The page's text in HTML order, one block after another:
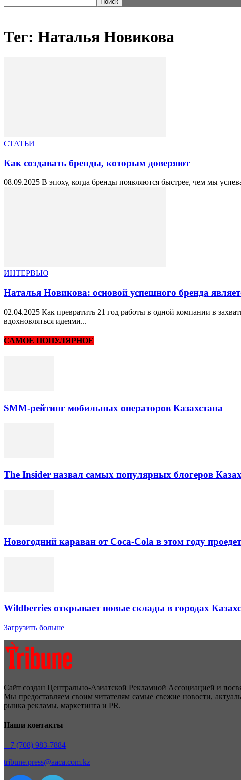
Тег: Наталья Новикова
СТАТЬИ
Как создавать бренды, которым доверяют
08.09.2025 В эпоху, когда бренды появляются быстрее, чем мы
ИНТЕРВЬЮ
Наталья Новикова: основой успешного бренда
02.04.2025 Как превратить 21 год работы в одной компании в
вдохновляться идеями...
САМОЕ ПОПУЛЯРНОЕ
SMM-рейтинг мобильных операторов Казахстана
The Insider назвал самых популярных блогеров
Новогодний караван от Coca-Cola в этом году
Wildberries открывает новые склады в городах
Загрузить больше
Сайт создан Центрально-Азиатской Рекламной Ассоциацией и
Мы предоставляем своим читателям самые свежие новости,
рынка рекламы, маркетинга и PR.
Наши контакты
+7 (708) 983-7884
tribune.press@aaca.com.kz